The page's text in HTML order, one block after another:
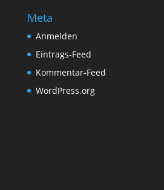
Meta
Anmelden
Eintrags-Feed
Kommentar-Feed
WordPress.org